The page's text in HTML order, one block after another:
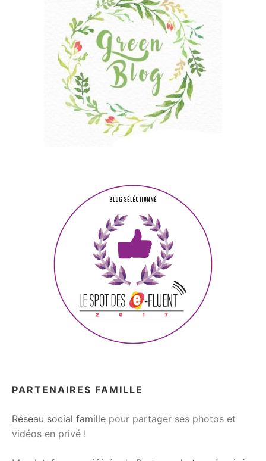
PARTENAIRES FAMILLE
Réseau social famille pour partager ses photos et
vidéos en privé !